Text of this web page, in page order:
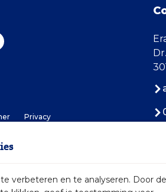
Privacy
verbeteren en te analyseren. Door